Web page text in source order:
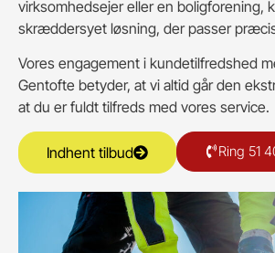
virksomhedsejer eller en boligforening,
skræddersyet løsning, der passer
Vores engagement i kundetilfredshed
Gentofte betyder, at vi altid går den
at du er fuldt tilfreds med vores service.
Indhent tilbud Ring 51